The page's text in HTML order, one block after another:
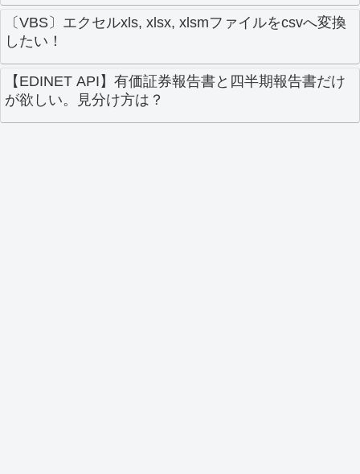
〔VBS〕エクセルxls, xlsx, xlsmファイルをcsvへ変換
したい！
【EDINET API】有価証券報告書と四半期報告書だけ
が欲しい。見分け方は？